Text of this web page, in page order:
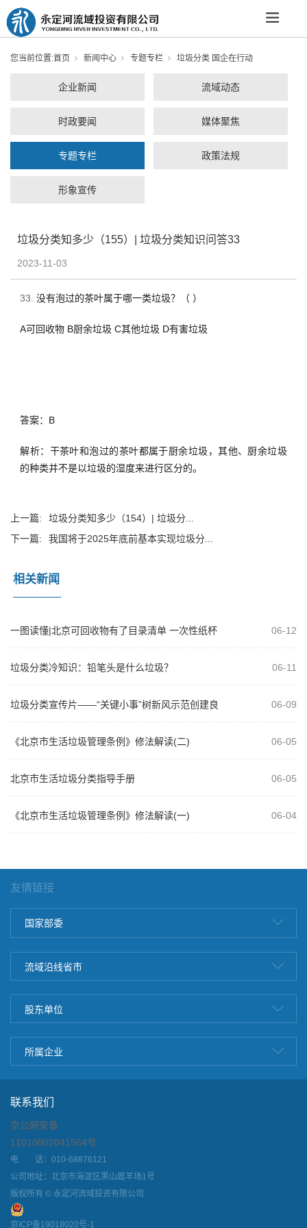
您当前位置:首页 新闻中心 专题专栏 垃圾分类 国企在行动
企业新闻 流域动态
时政要闻 媒体聚焦
专题专栏 政策法规
形象宣传
垃圾分类知多少（155）| 垃圾分类知识问答33
2023-11-03
33.没有泡过的茶叶属于哪一类垃圾？（ ）
A可回收物 B厨余垃圾 C其他垃圾 D有害垃圾
答案：B
解析：干茶叶和泡过的茶叶都属于厨余垃圾，其他、厨余垃圾
的种类并不是以垃圾的湿度来进行区分的。
上一篇:
垃圾分类知多少（154）| 垃圾分...
下一篇:
我国将于2025年底前基本实现垃圾分...
相关新闻
一图读懂|北京可回收物有了目录清单 一次性纸杯
06-12
垃圾分类冷知识：铅笔头是什么垃圾？ 06-11
垃圾分类宣传片——“关键小事”树新风示范创建良
06-09
《北京市生活垃圾管理条例》修法解读(二) 06-05
北京市生活垃圾分类指导手册 06-05
《北京市生活垃圾管理条例》修法解读(一) 06-04
友情链接
国家部委
流域沿线省市
股东单位
所属企业
联系我们
京公网安备
11010802041564号
电 话：010-68876121
公司地址：北京市海淀区黑山扈羊场1号
版权所有 © 永定河流域投资有限公司
京ICP备19018020号-1